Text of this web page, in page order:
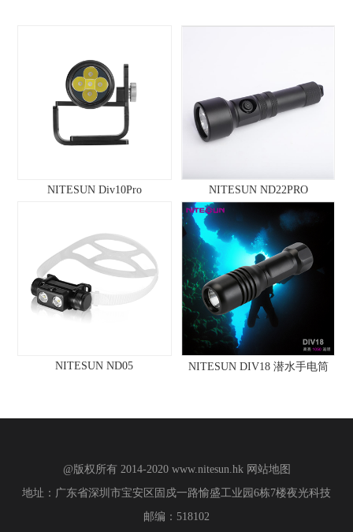
NITESUN Div10Pro NITESUN ND22PRO
NITESUN ND05 NITESUN DIV18 潜水手电筒
@版权所有 2014-2020 www.nitesun.hk 网站地图
地址：广东省深圳市宝安区固戍一路愉盛工业园6栋7楼夜光科技
邮编：518102